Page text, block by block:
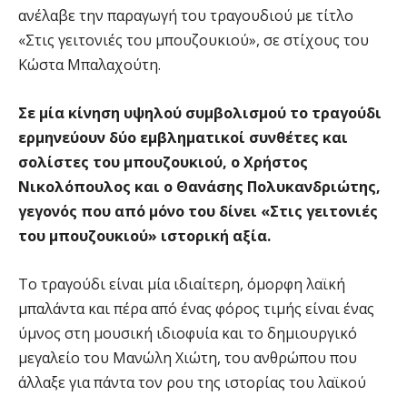
ανέλαβε την παραγωγή του τραγουδιού με τίτλο
«Στις γειτονιές του μπουζουκιού», σε στίχους του
Κώστα Μπαλαχούτη.
Σε μία κίνηση υψηλού συμβολισμού το τραγούδι
ερμηνεύουν δύο εμβληματικοί συνθέτες και
σολίστες του μπουζουκιού, ο Χρήστος
Νικολόπουλος και ο Θανάσης Πολυκανδριώτης,
γεγονός που από μόνο του δίνει «Στις γειτονιές
του μπουζουκιού» ιστορική αξία.
Το τραγούδι είναι μία ιδιαίτερη, όμορφη λαϊκή
μπαλάντα και πέρα από ένας φόρος τιμής είναι ένας
ύμνος στη μουσική ιδιοφυία και το δημιουργικό
μεγαλείο του Μανώλη Χιώτη, του ανθρώπου που
άλλαξε για πάντα τον ρου της ιστορίας του λαϊκού